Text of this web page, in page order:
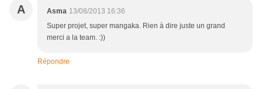
A Asma 13/08/2013 16:36
Super projet, super mangaka. Rien à dire juste un grand
merci a la team. :))
Répondre